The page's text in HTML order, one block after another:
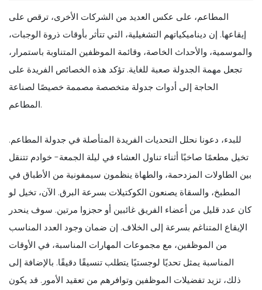
المطاعم، على عكس العديد من الشركات الأخرى، ترقص على
إيقاعها. إن ديناميكياتهم التشغيلية، التي تتأثر بأوقات ذروة الوجبات،
والموسمية، والأحداث الخاصة، وقائمة الموظفين المتناوبة باستمرار،
تجعل مهمة الجدولة صعبة للغاية. تؤكد هذه الخصائص الفريدة على
الحاجة إلى أدوات جدولة متخصصة مصممة خصيصًا لصناعة
المطاعم.
للبدء، دعونا نحلل التحديات الفريدة المتأصلة في جدولة المطاعم.
تخيل مطعمًا صاخبًا أثناء تناول العشاء في ليلة الجمعة- خوادم تتنقل
بين الطاولات المزدحمة، والطهاة ينظمون سيمفونية من الأطباق في
المطبخ، والسقاة يصنعون الكوكتيلات بسرعة البرق. الآن، تخيل لو
كان عدد قليل من أعضاء الفريق غائبين أو حجزوا مرتين. سوف ينحدر
الإيقاع المتناغم بسرعة إلى الخلاف. إن ضمان وجود العدد المناسب
من الموظفين، مع مجموعات المهارات المناسبة، في الأوقات
المناسبة يمثل تحديًا لوجستيًا يتطلب تنسيقًا دقيقًا. بالإضافة إلى
ذلك، تزيد تفضيلات الموظفين وتوافرهم من تعقيد الأمور. قد يكون